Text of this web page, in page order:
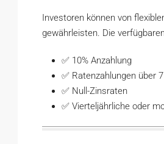
Investoren können von
gewährleisten. Die
✅ 10% Anzahlung
✅ Ratenzahlungen über
✅ Null-Zinsraten
✅ Vierteljährliche oder